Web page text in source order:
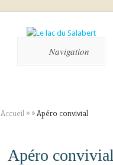
Navigation
Accueil » »Apéro convivial
Apéro convivial